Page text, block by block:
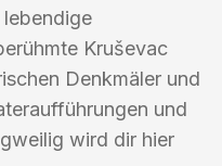
lebendige
Kruševac
Denkmäler und
und
wird dir hier